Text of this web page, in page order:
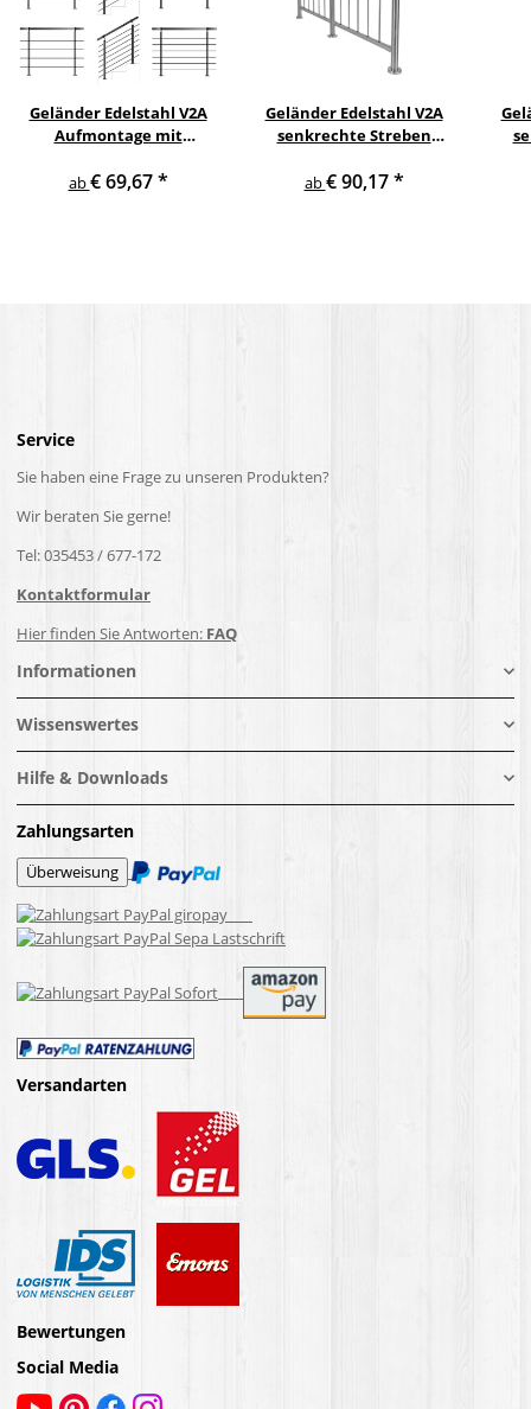
Geländer Edelstahl V2A
Aufmontage mit
Querstreben
ab€ 69,67*
Geländer Edelstahl V2A
senkrechte Streben
ab€ 90,17*
Service
Sie haben eine Frage zu unseren Produkten?
Wir beraten Sie gerne!
Tel: 035453 / 677-172
Kontaktformular
Hier finden Sie Antworten: FAQ
Informationen
Wissenswertes
Hilfe & Downloads
Zahlungsarten
Versandarten
Bewertungen
Social Media